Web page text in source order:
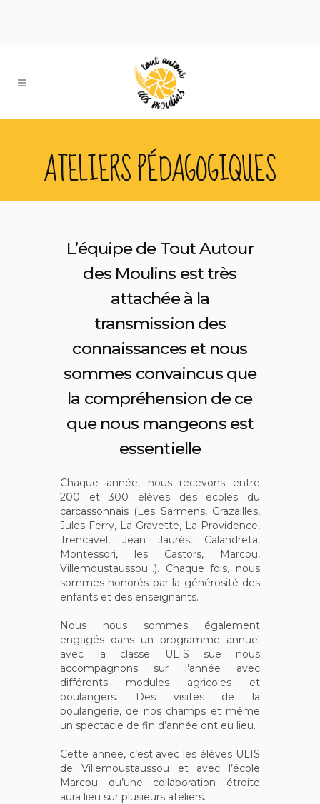
ATELIERS PÉDAGOGIQUES
L’équipe de Tout Autour
des Moulins est très
attachée à la
transmission des
connaissances et nous
sommes convaincus que
la compréhension de ce
que nous mangeons est
essentielle
Chaque année, nous recevons entre
200 et 300 élèves des écoles du
carcassonnais (Les Sarmens, Grazailles,
Jules Ferry, La Gravette, La Providence,
Trencavel, Jean Jaurès, Calandreta,
Montessori, les Castors, Marcou,
Villemoustaussou…). Chaque fois, nous
sommes honorés par la générosité des
enfants et des enseignants.
Nous nous sommes également
engagés dans un programme annuel
avec la classe ULIS sue nous
accompagnons sur l’année avec
différents modules agricoles et
boulangers. Des visites de la
boulangerie, de nos champs et même
un spectacle de fin d’année ont eu lieu.
Cette année, c’est avec les élèves ULIS
de Villemoustaussou et avec l’école
Marcou qu’une collaboration étroite
aura lieu sur plusieurs ateliers.